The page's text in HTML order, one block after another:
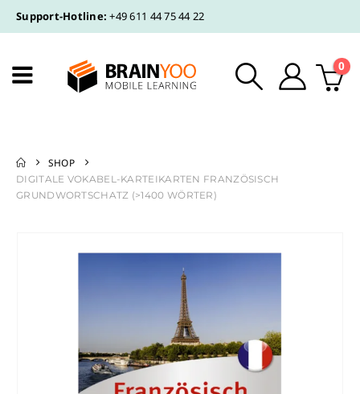
Support-Hotline: +49 611 44 75 44 22
0
SHOP
DIGITALE VOKABEL-KARTEIKARTEN FRANZÖSISCH
GRUNDWORTSCHATZ (>1400 WÖRTER)